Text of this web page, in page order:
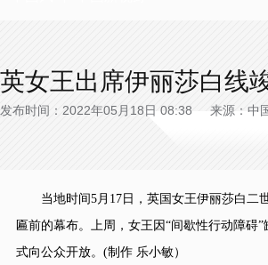
英女王出席伊丽莎白线
发布时间：2022年05月18日 08:38 来源：中
当地时间5月17日，英国女王伊丽莎白二世
匾前的幕布。上周，女王因“间歇性行动障碍
式向公众开放。(制作 乐小敏）